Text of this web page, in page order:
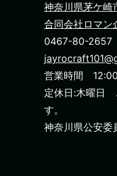
神奈川県茅ケ
合同会社ロマン
0467-80-2657
営業時間
定休日:木曜日
す。
神奈川県公安